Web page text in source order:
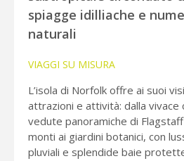
spiagge idilliache e
naturali
VIAGGI SU MISURA
L’isola di Norfolk offre ai suoi
attrazioni e attività: dalla vivace
vedute panoramiche di
monti ai giardini botanici, con
pluviali e splendide baie